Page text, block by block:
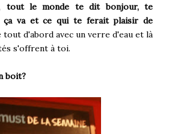
tout le monde te dit bonjour, te
ça va et ce qui te ferait plaisir de
tout d'abord avec un verre d'eau et là
s'offrent à toi.
boit?